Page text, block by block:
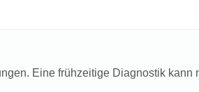
Eine frühzeitige Diagnostik